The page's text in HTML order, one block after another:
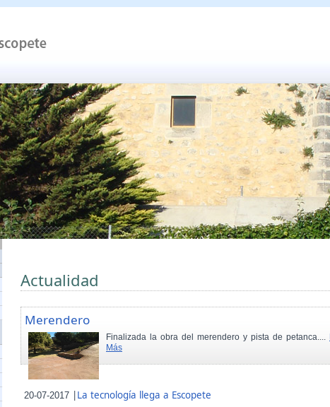
Actualidad
Merendero
Finalizada la obra del merendero y pista de petanca....
Más
20-07-2017 |La tecnología llega a Escopete